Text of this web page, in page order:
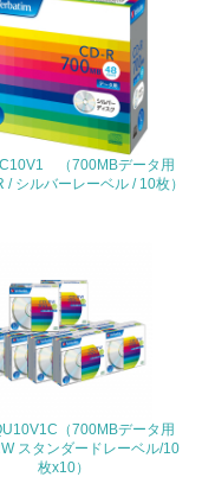
ーン購入
を把握し、
いない）
を行ってい
（700MBデータ用
/ シルバーレーベル / 10枚）
（700MBデータ用
スタンダードレーベル/10
枚x10）